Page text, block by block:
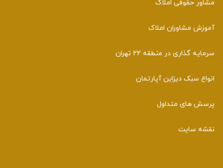
مشاور حقوقی املاک
آموزش مشاوران املاک
سرمایه گذاری در منطقه 22 تهران
انواع سبک دیزاین آپارتمان
پرسش های متداول
نقشه سایت